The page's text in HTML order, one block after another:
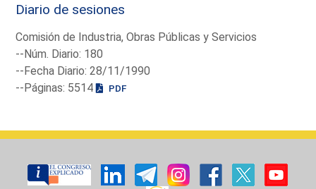
Diario de sesiones
Comisión de Industria, Obras Públicas y Servicios
--Núm. Diario: 180
--Fecha Diario: 28/11/1990
--Páginas: 5514
PDF